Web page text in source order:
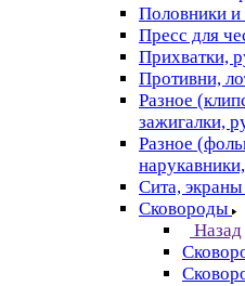
Половники и
Пресс для
Прихватки,
Противни,
Разное
зажигалки,
Разное
Сита,
Сковороды
Назад